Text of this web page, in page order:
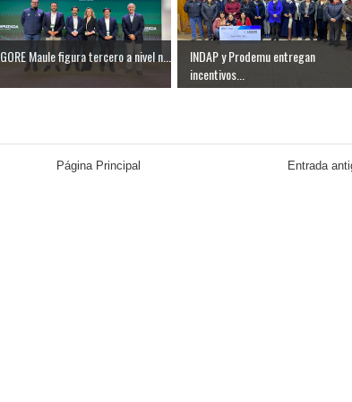
GORE Maule figura tercero a nivel n...
INDAP y Prodemu entregan
incentivos...
Entrada
Página Principal